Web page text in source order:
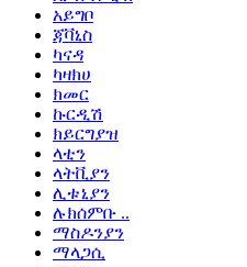
አይግቦ
ጃቫኒስ
ካናዳ
ካዛክሀ
ክመር
ኩርዲሽ
ክይርግያዝ
ላቲን
ላትቪያን
ሊቱኒያን
ሉክሰምቡ ..
ማስዶንያን
ማላጋሲ